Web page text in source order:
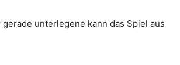
unterlegene kann das Spiel aus